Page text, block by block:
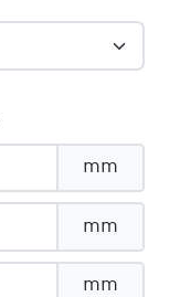
mm
mm
mm